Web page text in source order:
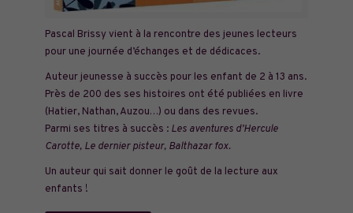
Pascal Brissy vient à la rencontre des jeunes lecteurs
pour une journée d’échanges et de dédicaces.
Auteur jeunesse à succès pour les enfant de 2 à 13 ans.
Près de 200 des ses histoires ont été publiées en livre
(Hatier, Nathan, Auzou…) ou dans des revues.
Parmi ses titres à succès : Les aventures d’Hercule
Carotte, Le dernier pisteur, Balthazar fox.
Un auteur qui sait donner le goût de la lecture aux
enfants !